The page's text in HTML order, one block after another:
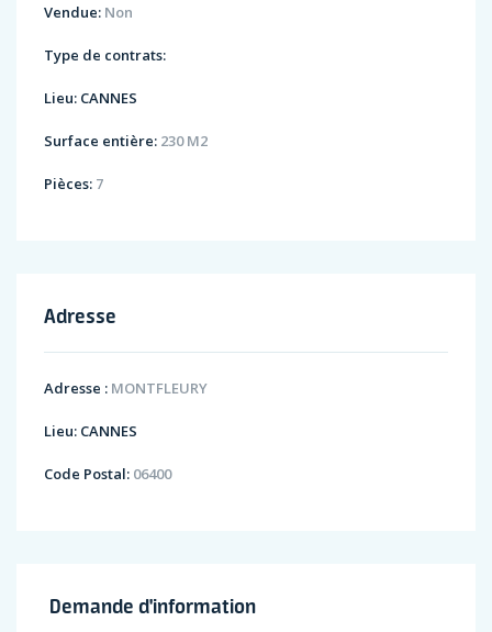
Vendue: Non
Type de contrats:
Lieu: CANNES
Surface entière: 230 M2
Pièces: 7
Adresse
Adresse : MONTFLEURY
Lieu: CANNES
Code Postal: 06400
Demande d'information